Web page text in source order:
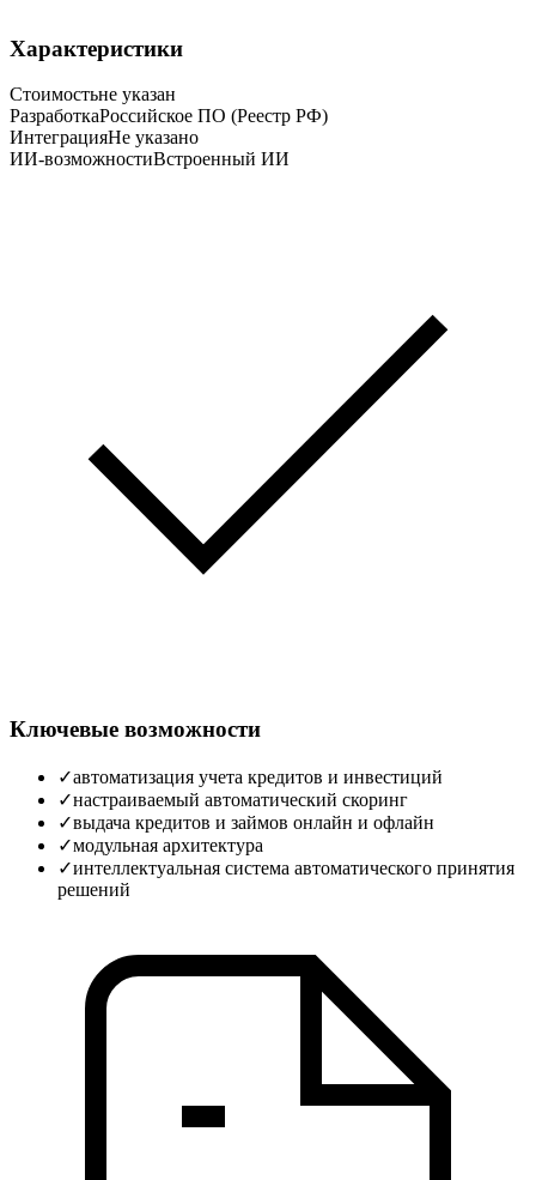
Характеристики
Стоимостьне указан
РазработкаРоссийское ПО (Реестр РФ)
ИнтеграцияНе указано
ИИ-возможностиВстроенный ИИ
Ключевые возможности
✓автоматизация учета кредитов и инвестиций
✓настраиваемый автоматический скоринг
✓выдача кредитов и займов онлайн и офлайн
✓модульная архитектура
✓интеллектуальная система автоматического принятия
решений